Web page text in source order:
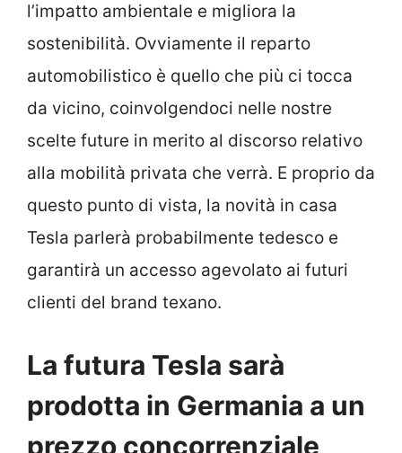
l’impatto ambientale e migliora la
sostenibilità. Ovviamente il reparto
automobilistico è quello che più ci tocca
da vicino, coinvolgendoci nelle nostre
scelte future in merito al discorso relativo
alla mobilità privata che verrà. E proprio da
questo punto di vista, la novità in casa
Tesla parlerà probabilmente tedesco e
garantirà un accesso agevolato ai futuri
clienti del brand texano.
La futura Tesla sarà
prodotta in Germania a un
prezzo concorrenziale